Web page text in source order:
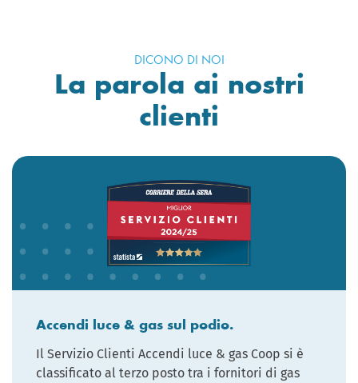
DICONO DI NOI
La parola ai nostri
clienti
Accendi luce & gas sul podio.
Il Servizio Clienti Accendi luce & gas Coop si è
classificato al terzo posto tra i fornitori di gas